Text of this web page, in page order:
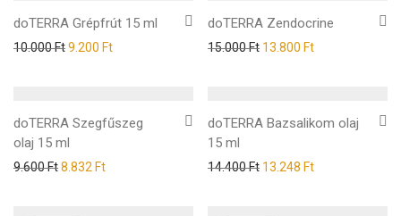
doTERRA Grépfrút 15 ml
10.000Ft9.200 Ft
doTERRA Zendocrine
15.000Ft 13.800 Ft
doTERRA Szegfűszeg
olaj 15 ml
9.600Ft8.832 Ft
doTERRA Bazsalikom olaj
15 ml
14.400Ft 13.248 Ft